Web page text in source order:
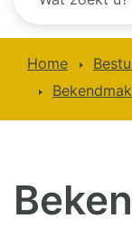
Home